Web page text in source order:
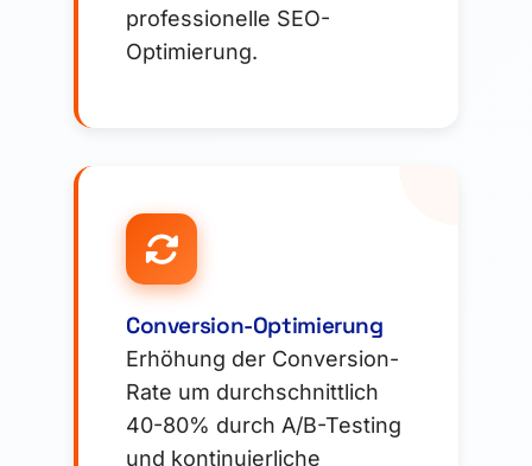
professionelle SEO-
Optimierung.
Conversion-Optimierung
Erhöhung der Conversion-
Rate um durchschnittlich
40-80% durch A/B-Testing
und kontinuierliche